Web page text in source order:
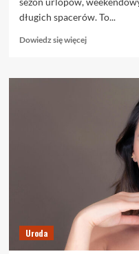
długich spacerów. To...
Dowiedz się więcejDowiedz
o
przypominają
stopach
dopiero
wtedy,
gdy
zakładają
Uroda